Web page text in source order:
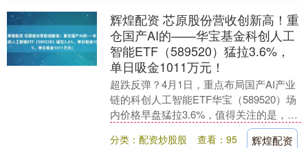
辉煌配资 芯原股份营收创新高！重
仓国产AI的——华宝基金科创人工
智能ETF（589520）猛拉3.6%，
单日吸金1011万元！
超跌反弹？4月1日，重点布局国产AI产业
链的科创人工智能ETF华宝（589520）场
内价格早盘猛拉3.6%，值得关注的是，该
ETF昨天单日吸金1011万元，拉长....
分类：配资炒股股 查看：95 辉煌配资